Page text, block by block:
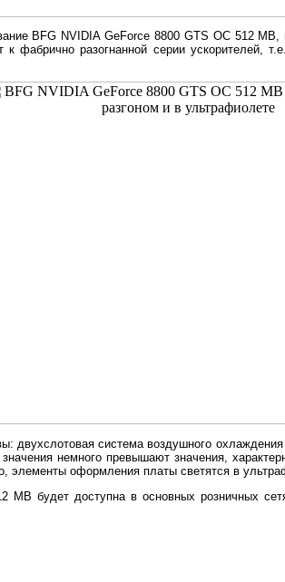
BFG NVIDIA GeForce 8800 GTS OC 512
фабрично разогнанной серии ускорителей,
двухслотовая система воздушного
немного превышают значения,
элементы оформления платы светятся в
МB будет доступна в основных розничных